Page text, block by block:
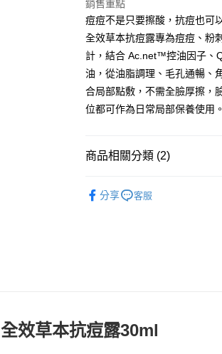
付」結帳頁面，進行簡訊認證並確
２．訂單成立數日內，您將收到
３．收到繳費通知簡訊後14天內
／ATM／網路銀行／等多元方式
※ 請注意：結帳手續完成當下不
絡購買商品的店家。未經商家同
先享後付繳納相關費用。
※ 交易是否成功請以「AFTEE先
交易，需依本服務之必要範圍內提
求債權轉讓予恩沛科技股份有限公
５．嚴禁一人註冊多個帳號或使
形，恩沛科技股份有限公司將有權
每筆NT$60，滿NT$3,000(含
7-11取貨付款
每筆NT$60，滿NT$3,000(含
宅配
每筆NT$100，滿NT$3,000(含
每筆NT$100，滿NT$3,000(含
銷售重點
痘痘不是只要擦酸，抗痘也可
全效草本抗痘露專為痘痘、粉
計，結合 Ac.net™控油因子、
油，從油脂調理、毛孔通暢、
合局部點敷，不需全臉厚擦，
位都可作為日常局部保養使用。
商品相關分類 (2)
分享 客服
全效草本抗痘露30ml